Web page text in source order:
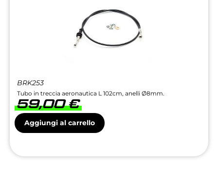
BRK253
Tubo in treccia aeronautica L 102cm, anelli Ø8mm.
59,00€
Aggiungi al carrello